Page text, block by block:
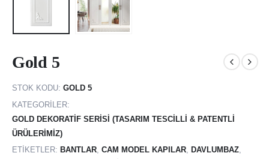
Gold 5
STOK KODU: GOLD 5
KATEGORILER:
GOLD DEKORATIF SERISI (TASARIM TESCILLI & PATENTLI
ÜRÜLERIMIZ)
ETIKETLER: BANTLAR, CAM MODEL KAPILAR, DAVLUMBAZ,